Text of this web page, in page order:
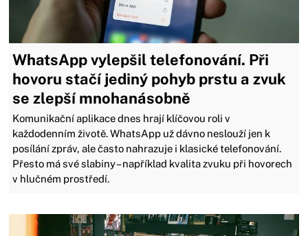
WhatsApp vylepšil telefonování. Při
hovoru stačí jediný pohyb prstu a zvuk
se zlepší mnohanásobně
Komunikační aplikace dnes hrají klíčovou roli v
každodenním životě. WhatsApp už dávno neslouží jen k
posílání zpráv, ale často nahrazuje i klasické telefonování.
Přesto má své slabiny – například kvalita zvuku při hovorech
v hlučném prostředí.